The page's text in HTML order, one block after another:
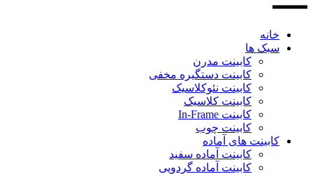
خانه
سبک ها
کابینت مدرن
کابینت دستگیره مخفی
کابینت نئوکلاسیک
کابینت کلاسیک
کابینت In-Frame
کابینت چوب
کابینت های آماده
کابینت آماده سفید
کابینت آماده گردویی